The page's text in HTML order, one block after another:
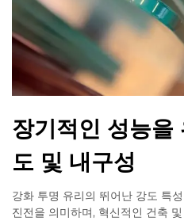
장기적인 성능을
도 및 내구성
강화 투명 유리의 뛰어난 강도 특
진전을 의미하며, 혁신적인 건축